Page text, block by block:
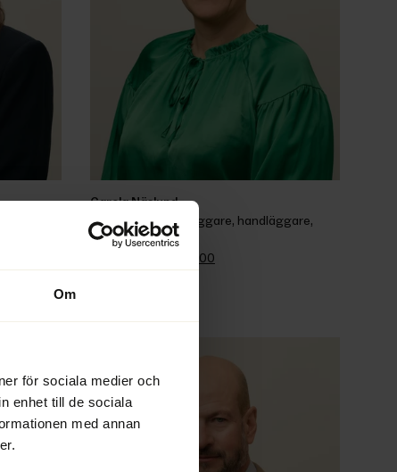
Om
för sociala medier och
enhet till de sociala
med annan
Carola Näslund
Lönegarantihandläggare, handläggare,
assistent
+46 90 70 62 00